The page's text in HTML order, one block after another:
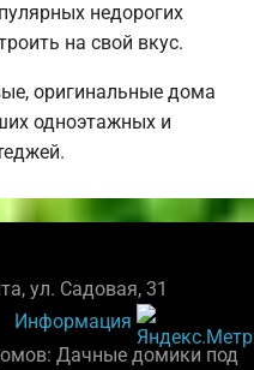
недорогих
на свой вкус.
оригинальные дома
одноэтажных и
ул. Садовая, 31
Информация
Дачные домики под